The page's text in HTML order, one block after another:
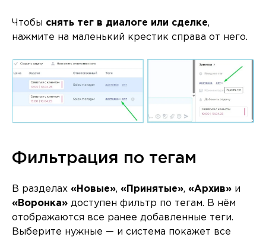
Чтобы снять тег в диалоге или сделке,
нажмите на маленький крестик справа от него.
Фильтрация по тегам
В разделах «Новые», «Принятые», «Архив» и
«Воронка» доступен фильтр по тегам. В нём
отображаются все ранее добавленные теги.
Выберите нужные — и система покажет все